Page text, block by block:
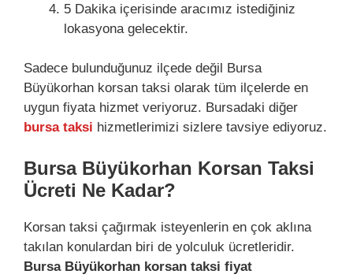
5 Dakika içerisinde aracımız istediğiniz
lokasyona gelecektir.
Sadece bulunduğunuz ilçede değil Bursa
Büyükorhan korsan taksi olarak tüm ilçelerde en
uygun fiyata hizmet veriyoruz. Bursadaki diğer
bursa taksi hizmetlerimizi sizlere tavsiye ediyoruz.
Bursa Büyükorhan Korsan Taksi
Ücreti Ne Kadar?
Korsan taksi çağırmak isteyenlerin en çok aklına
takılan konulardan biri de yolculuk ücretleridir.
Bursa Büyükorhan korsan taksi fiyat